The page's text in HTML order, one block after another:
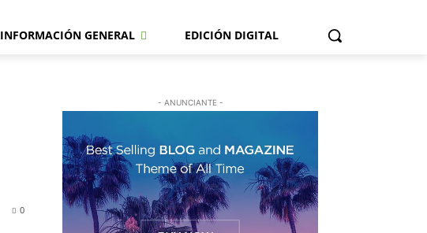
INFORMACIÓN GENERAL EDICIÓN DIGITAL
0
- ANUNCIANTE -